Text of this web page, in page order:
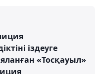
іздеуге
«Тосқауыл»